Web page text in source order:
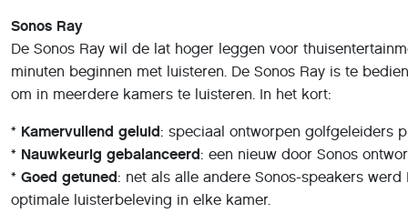
Sonos Ray
De Sonos Ray wil de lat hoger leggen voor
minuten beginnen met luisteren. De Sonos Ray is te
om in meerdere kamers te luisteren. In het kort:
* Kamervullend geluid: speciaal ontworpen golfgeleiders
* Nauwkeurig gebalanceerd: een nieuw door Sonos
* Goed getuned: net als alle andere Sonos-speakers
optimale luisterbeleving in elke kamer.